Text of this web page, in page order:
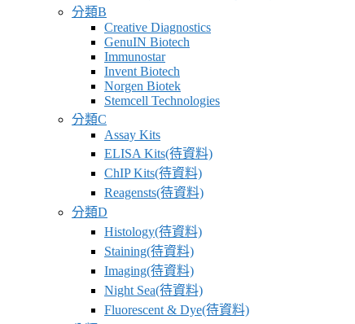
分類B
Creative Diagnostics
GenuIN Biotech
Immunostar
Invent Biotech
Norgen Biotek
Stemcell Technologies
分類C
Assay Kits
ELISA Kits(待資料)
ChIP Kits(待資料)
Reagensts(待資料)
分類D
Histology(待資料)
Staining(待資料)
Imaging(待資料)
Night Sea(待資料)
Fluorescent & Dye(待資料)